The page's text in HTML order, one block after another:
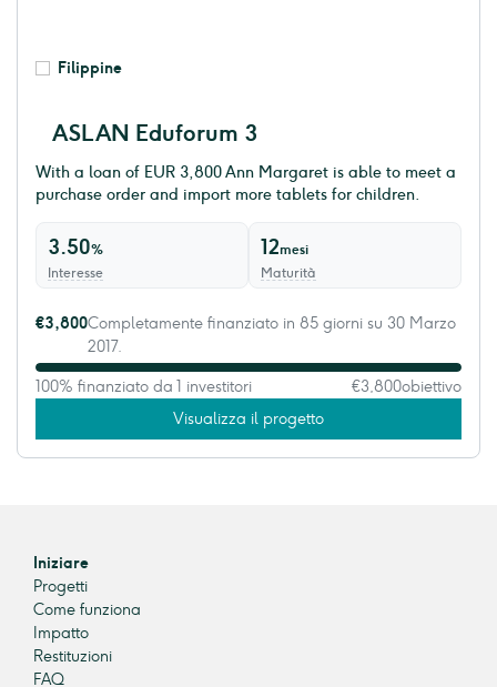
Filippine
ASLAN Eduforum 3
With a loan of EUR 3,800 Ann Margaret is able to meet a
purchase order and import more tablets for children.
3.50%
Interesse
12mesi
Maturità
€3,800Completamente finanziato in 85 giorni su 30 Marzo
2017.
100% finanziato da 1 investitori €3,800obiettivo
Visualizza il progetto
Iniziare
Progetti
Come funziona
Impatto
Restituzioni
FAQ